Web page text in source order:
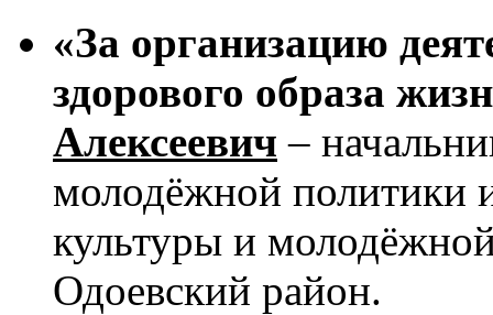
«За организацию
здорового образа
Алексеевич –
молодёжной политики
культуры и
Одоевский район.